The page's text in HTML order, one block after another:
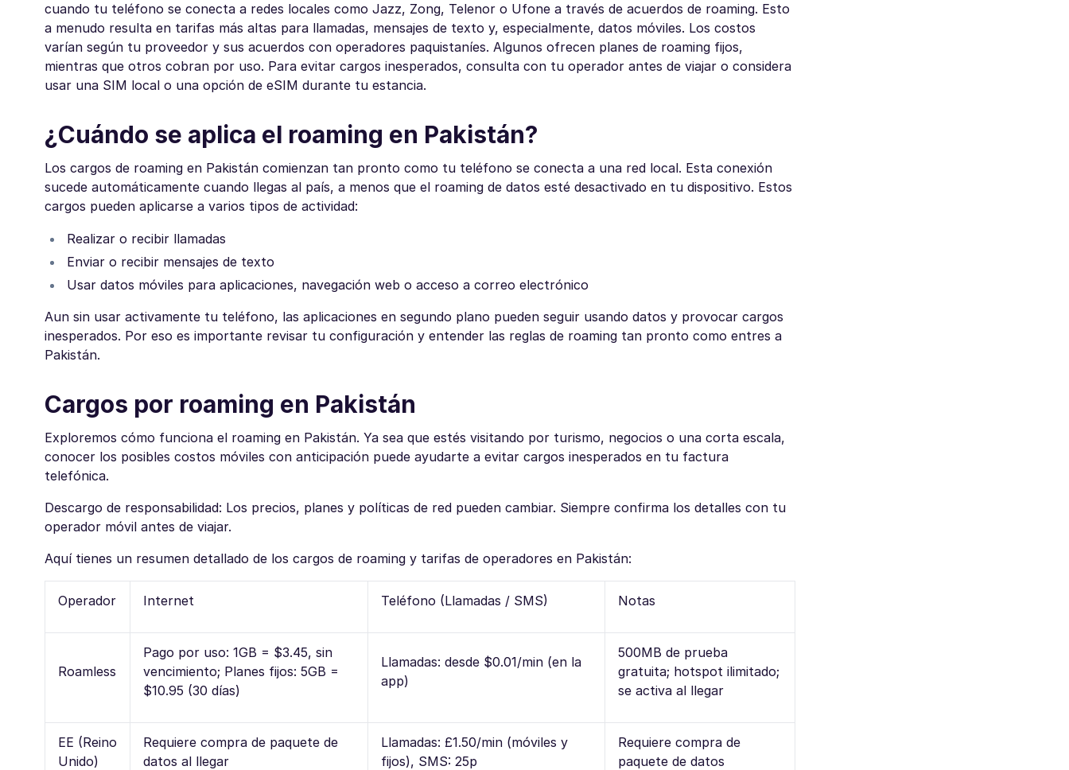
cuando tu teléfono se conecta a redes locales como Jazz, Zong, Telenor o Ufone a través de acuerdos de roaming. Esto
a menudo resulta en tarifas más altas para llamadas, mensajes de texto y, especialmente, datos móviles. Los costos
varían según tu proveedor y sus acuerdos con operadores paquistaníes. Algunos ofrecen planes de roaming fijos,
mientras que otros cobran por uso. Para evitar cargos inesperados, consulta con tu operador antes de viajar o considera
usar una SIM local o una opción de eSIM durante tu estancia.
¿Cuándo se aplica el roaming en Pakistán?
Los cargos de roaming en Pakistán comienzan tan pronto como tu teléfono se conecta a una red local. Esta conexión
sucede automáticamente cuando llegas al país, a menos que el roaming de datos esté desactivado en tu dispositivo. Estos
cargos pueden aplicarse a varios tipos de actividad:
Realizar o recibir llamadas
Enviar o recibir mensajes de texto
Usar datos móviles para aplicaciones, navegación web o acceso a correo electrónico
Aun sin usar activamente tu teléfono, las aplicaciones en segundo plano pueden seguir usando datos y provocar cargos
inesperados. Por eso es importante revisar tu configuración y entender las reglas de roaming tan pronto como entres a
Pakistán.
Cargos por roaming en Pakistán
Exploremos cómo funciona el roaming en Pakistán. Ya sea que estés visitando por turismo, negocios o una corta escala,
conocer los posibles costos móviles con anticipación puede ayudarte a evitar cargos inesperados en tu factura
telefónica.
Descargo de responsabilidad: Los precios, planes y políticas de red pueden cambiar. Siempre confirma los detalles con tu
operador móvil antes de viajar.
Aquí tienes un resumen detallado de los cargos de roaming y tarifas de operadores en Pakistán:
Operador Internet Teléfono (Llamadas / SMS) Notas
Roamless
Pago por uso: 1GB = $3.45, sin
vencimiento; Planes fijos: 5GB =
$10.95 (30 días)
Llamadas: desde $0.01/min (en la
app)
500MB de prueba
gratuita; hotspot ilimitado;
se activa al llegar
EE (Reino
Unido)
Requiere compra de paquete de
datos al llegar
Llamadas: £1.50/min (móviles y
fijos), SMS: 25p
Requiere compra de
paquete de datos